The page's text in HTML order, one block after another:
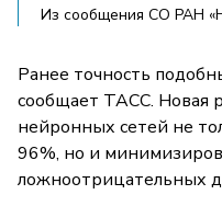
Из сообщения СО РАН
Ранее точность
сообщает ТАСС. Новая
нейронных сетей не
96%, но и
ложноотрицательных